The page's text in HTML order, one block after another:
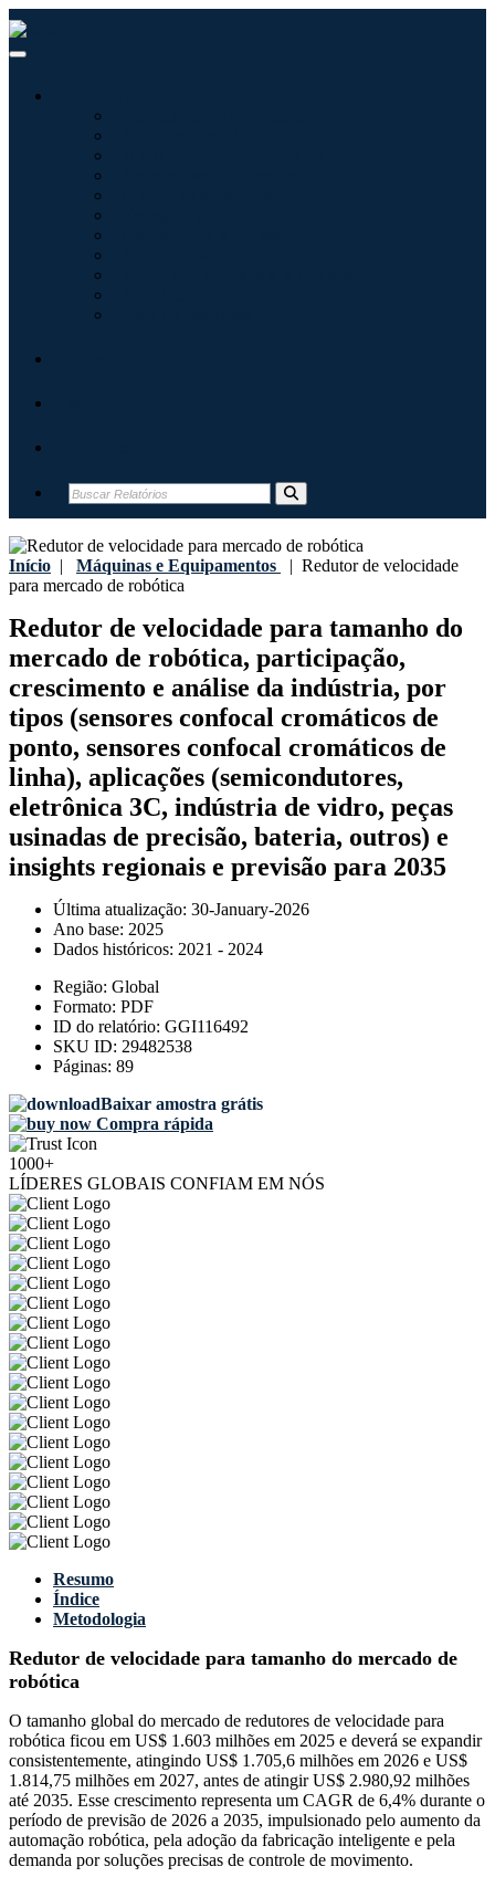
Início | Máquinas e Equipamentos | Redutor de velocidade
para mercado de robótica
Redutor de velocidade para tamanho do
mercado de robótica, participação,
crescimento e análise da indústria, por
tipos (sensores confocal cromáticos de
ponto, sensores confocal cromáticos de
linha), aplicações (semicondutores,
eletrônica 3C, indústria de vidro, peças
usinadas de precisão, bateria, outros) e
insights regionais e previsão para 2035
Última atualização: 30-January-2026
Ano base: 2025
Dados históricos: 2021 - 2024
Região: Global
Formato: PDF
ID do relatório: GGI116492
SKU ID: 29482538
Páginas: 89
Baixar amostra grátis
Compra rápida
1000+
LÍDERES GLOBAIS CONFIAM EM NÓS
Resumo
Índice
Metodologia
Redutor de velocidade para tamanho do mercado de
robótica
O tamanho global do mercado de redutores de velocidade para
robótica ficou em US$ 1.603 milhões em 2025 e deverá se expandir
consistentemente, atingindo US$ 1.705,6 milhões em 2026 e US$
1.814,75 milhões em 2027, antes de atingir US$ 2.980,92 milhões
até 2035. Esse crescimento representa um CAGR de 6,4% durante o
período de previsão de 2026 a 2035, impulsionado pelo aumento da
automação robótica, pela adoção da fabricação inteligente e pela
demanda por soluções precisas de controle de movimento.